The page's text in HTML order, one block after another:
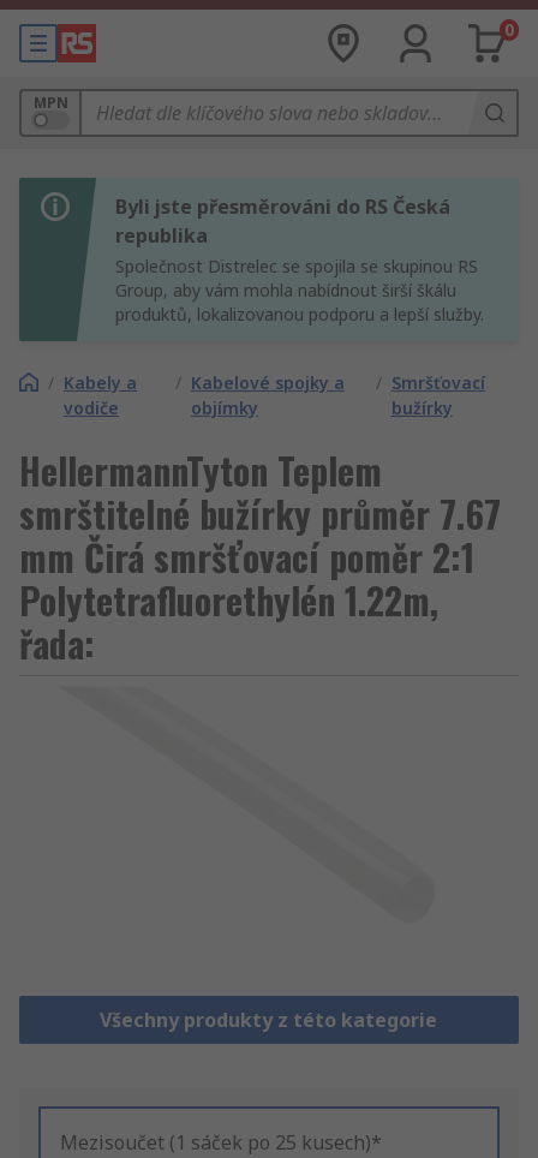
0
MPN
Byli jste přesměrováni do RS Česká
republika
Společnost Distrelec se spojila se skupinou RS
Group, aby vám mohla nabídnout širší škálu
produktů, lokalizovanou podporu a lepší služby.
/ Kabely a
vodiče
/ Kabelové spojky a
objímky
/ Smršťovací
bužírky
HellermannTyton Teplem
smrštitelné bužírky průměr 7.67
mm Čirá smršťovací poměr 2:1
Polytetrafluorethylén 1.22m,
řada:
Všechny produkty z této kategorie
Mezisoučet (1 sáček po 25 kusech)*